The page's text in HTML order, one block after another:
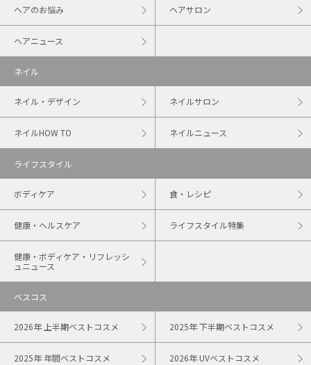
ヘアのお悩み ヘアサロン
ヘアニュース
ネイル
ネイル・デザイン ネイルサロン
ネイルHOW TO ネイルニュース
ライフスタイル
ボディケア 食・レシピ
健康・ヘルスケア ライフスタイル特集
健康・ボディケア・リフレッシ
ュニュース
ベスコス
2026年 上半期ベストコスメ 2025年 下半期ベストコスメ
2025年 年間ベストコスメ 2026年 UVベストコスメ